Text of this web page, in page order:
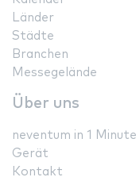
Länder
Städte
Branchen
Messegelände
Über uns
neventum in 1 Minute
Gerät
Kontakt